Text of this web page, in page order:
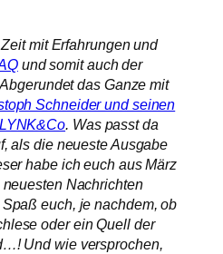
mit Erfahrungen und
und somit auch der
das Ganze mit
Schneider und seinen
. Was passt da
als die neueste Ausgabe
habe ich euch aus März
Nachrichten
euch, je nachdem, ob
oder ein Quell der
Und wie versprochen,